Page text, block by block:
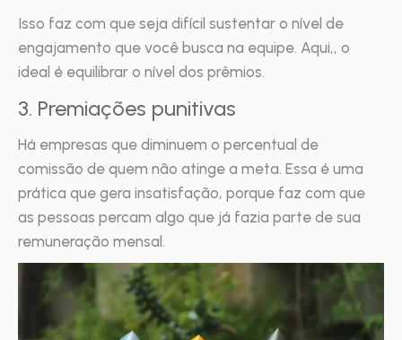
Isso faz com que seja difícil sustentar o nível de
engajamento que você busca na equipe. Aqui,, o
ideal é equilibrar o nível dos prêmios.
3. Premiações punitivas
Há empresas que diminuem o percentual de
comissão de quem não atinge a meta. Essa é uma
prática que gera insatisfação, porque faz com que
as pessoas percam algo que já fazia parte de sua
remuneração mensal.